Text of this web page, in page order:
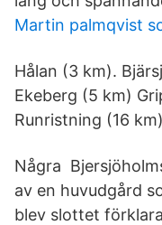
Martin palmqvist
Hålan (3 km).
Ekeberg (5 km)
Runristning (16
Några
av en huvudgård
blev slottet